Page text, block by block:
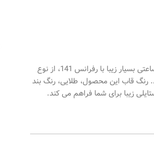
ساعت اورینتال مردانه کد O.SH141G-0040، ساعتی بسیار زیبا با رفرانس 141، از نوع
قاب این محصول، طلایی، رنگ بند
زیبا برای شما فراهم می کند.